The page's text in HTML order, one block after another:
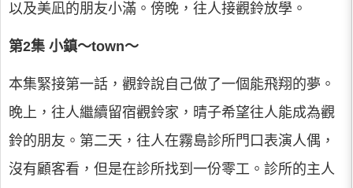
以及美凪的朋友小滿。傍晚，往人接觀鈴放學。
第2集 小鎮～town～
本集緊接第一話，觀鈴說自己做了一個能飛翔的夢。
晚上，往人繼續留宿觀鈴家，晴子希望往人能成為觀
鈴的朋友。第二天，往人在霧島診所門口表演人偶，
沒有顧客看，但是在診所找到一份零工。診所的主人